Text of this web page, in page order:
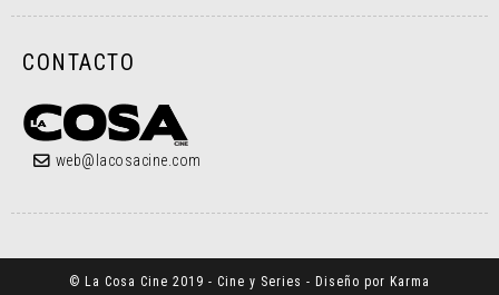
CONTACTO
web@lacosacine.com
© La Cosa Cine 2019 - Cine y Series - Diseño por Karma